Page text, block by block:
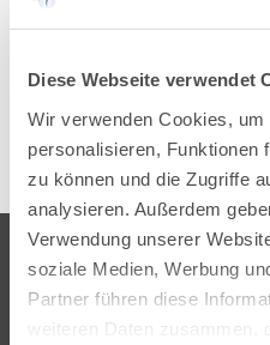
Diese Webseite verwendet
Wir verwenden Cookies,
personalisieren, Funktionen
zu können und die Zugriffe
analysieren. Außerdem
Verwendung unserer
soziale Medien, Werbung
Partner führen diese